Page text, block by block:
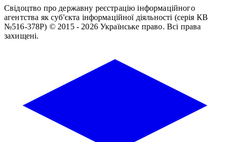
Свідоцтво про державну реєстрацію інформаційного
агентства як суб'єкта інформаційної діяльності (серія КВ
№516-378Р) © 2015 - 2026 Українське право. Всі права
захищені.